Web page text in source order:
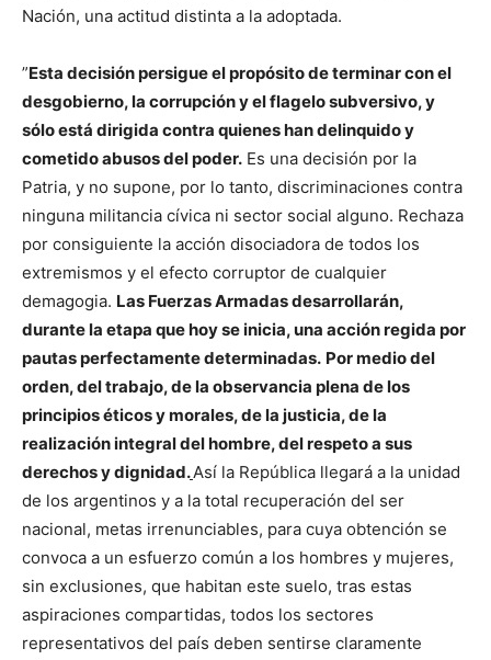
Nación, una actitud distinta a la adoptada.
”Esta decisión persigue el propósito de terminar con el
desgobierno, la corrupción y el flagelo subversivo, y
sólo está dirigida contra quienes han delinquido y
cometido abusos del poder. Es una decisión por la
Patria, y no supone, por lo tanto, discriminaciones contra
ninguna militancia cívica ni sector social alguno. Rechaza
por consiguiente la acción disociadora de todos los
extremismos y el efecto corruptor de cualquier
demagogia. Las Fuerzas Armadas desarrollarán,
durante la etapa que hoy se inicia, una acción regida por
pautas perfectamente determinadas. Por medio del
orden, del trabajo, de la observancia plena de los
principios éticos y morales, de la justicia, de la
realización integral del hombre, del respeto a sus
derechos y dignidad.Así la República llegará a la unidad
de los argentinos y a la total recuperación del ser
nacional, metas irrenunciables, para cuya obtención se
convoca a un esfuerzo común a los hombres y mujeres,
sin exclusiones, que habitan este suelo, tras estas
aspiraciones compartidas, todos los sectores
representativos del país deben sentirse claramente